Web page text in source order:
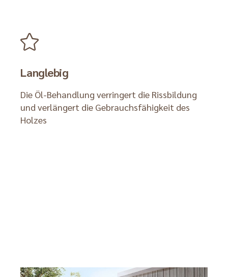
Langlebig
Die Öl-Behandlung verringert die Rissbildung
und verlängert die Gebrauchsfähigkeit des
Holzes